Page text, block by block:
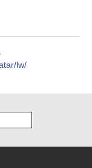
ド番号 5000円|オ
ト ブラック(CFI-
ワイヤレスコン
バッテリー + US
ー - PC、PS4、P
、Xbox Serie
城編 第一章 猗
lw/